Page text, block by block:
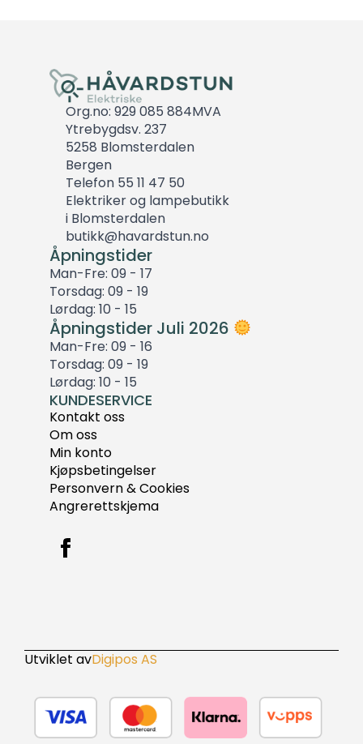
Org.no: 929 085 884MVA
Ytrebygdsv. 237
5258 Blomsterdalen
Bergen
Telefon 55 11 47 50
Elektriker og lampebutikk
i Blomsterdalen
butikk@havardstun.no
Åpningstider
Man-Fre: 09 - 17
Torsdag: 09 - 19
Lørdag: 10 - 15
Åpningstider Juli 2026
Man-Fre: 09 - 16
Torsdag: 09 - 19
Lørdag: 10 - 15
KUNDESERVICE
Kontakt oss
Om oss
Min konto
Kjøpsbetingelser
Personvern & Cookies
Angrerettskjema
Utviklet avDigipos AS